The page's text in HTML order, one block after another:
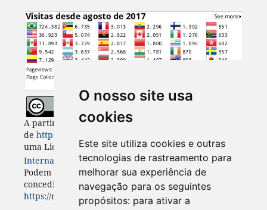
O nosso site usa
cookies
Este site utiliza cookies e outras
tecnologias de rastreamento para
melhorar sua experiência de
navegação para os seguintes
propósitos: para ativar a
A partir de 2023, Desenvolvimento e Meio Ambiente
de https://revistas.ufpr.br/made
uma Licença
Creative Commons - Atribuição 4.0
Internacional . CC BY 4.0
Podem estar disponíveis autorizações adicionais às
concedidas no âmbito desta licença em
https://revistas.ufpr.br/made/about.